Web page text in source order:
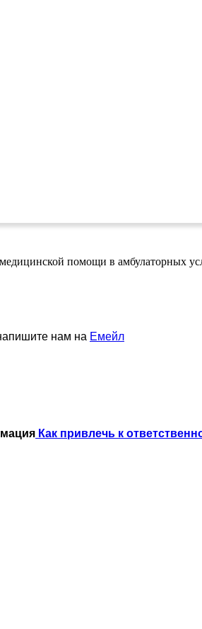
помощи в амбулаторных
нам на Емейл
Как привлечь к